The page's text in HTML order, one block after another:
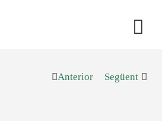
Anterior Següent